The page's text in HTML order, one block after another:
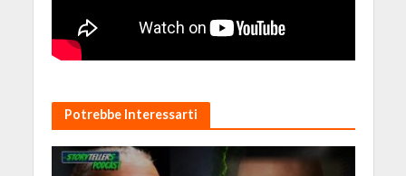
Potrebbe Interessarti